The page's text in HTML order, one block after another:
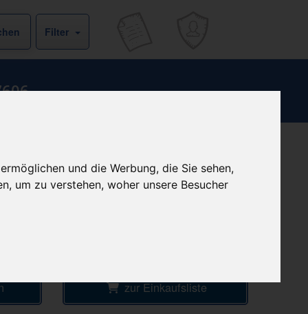
und die Werbung, die Sie sehen,
um zu verstehen, woher unsere Besucher
Filter
+ 4,99 € Versandkosten
& inkl. MwSt.
zur Einkaufsliste